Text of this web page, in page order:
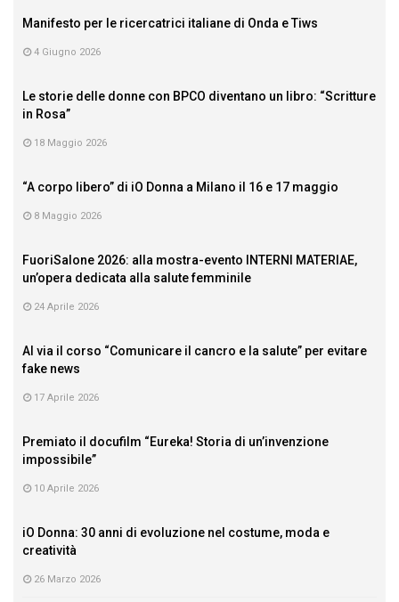
Manifesto per le ricercatrici italiane di Onda e Tiws
4 Giugno 2026
Le storie delle donne con BPCO diventano un libro: “Scritture
in Rosa”
18 Maggio 2026
“A corpo libero” di iO Donna a Milano il 16 e 17 maggio
8 Maggio 2026
FuoriSalone 2026: alla mostra-evento INTERNI MATERIAE,
un’opera dedicata alla salute femminile
24 Aprile 2026
Al via il corso “Comunicare il cancro e la salute” per evitare
fake news
17 Aprile 2026
Premiato il docufilm “Eureka! Storia di un’invenzione
impossibile”
10 Aprile 2026
iO Donna: 30 anni di evoluzione nel costume, moda e
creatività
26 Marzo 2026